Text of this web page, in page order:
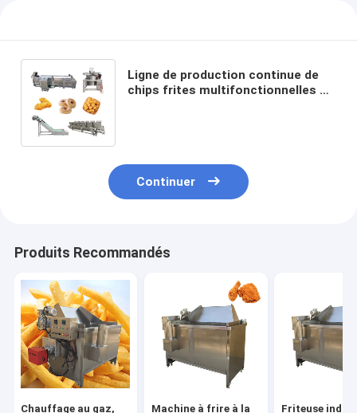
Ligne de production continue de
chips frites multifonctionnelles de
Continuer
Produits Recommandés
Chauffage au gaz, Machine à frire à la Friteuse